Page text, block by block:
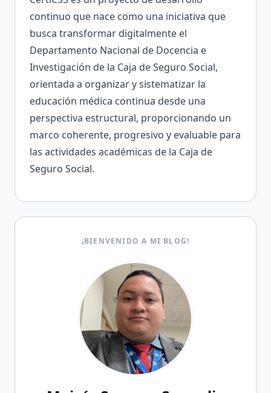
continuo que nace como una iniciativa que
busca transformar digitalmente el
Departamento Nacional de Docencia e
Investigación de la Caja de Seguro Social,
orientada a organizar y sistematizar la
educación médica continua desde una
perspectiva estructural, proporcionando un
marco coherente, progresivo y evaluable para
las actividades académicas de la Caja de
Seguro Social.
¡BIENVENIDO A MI BLOG!